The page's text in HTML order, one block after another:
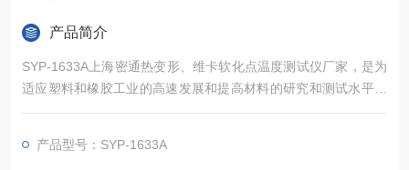
产品简介
SYP-1633A上海密通热变形、维卡软化点温度测试仪厂家，是为
适应塑料和橡胶工业的高速发展和提高材料的研究和测试水平，
采用最新的国际标准和国家标准设计而成。它采用了单片机技
料的热变形温度（HDT）和维卡软化点温度（VICAT）的测定。
产品型号：SYP-1633A